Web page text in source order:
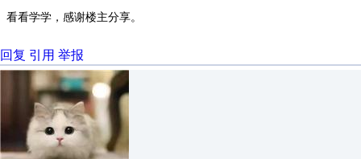
看看学学，感谢楼主分享。
回复 引用 举报